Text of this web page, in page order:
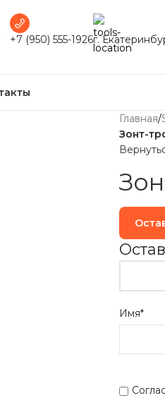
+7 (950) 555-1926г.
Главная/
Зонт-
Имя*